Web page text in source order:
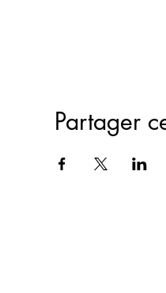
Partager